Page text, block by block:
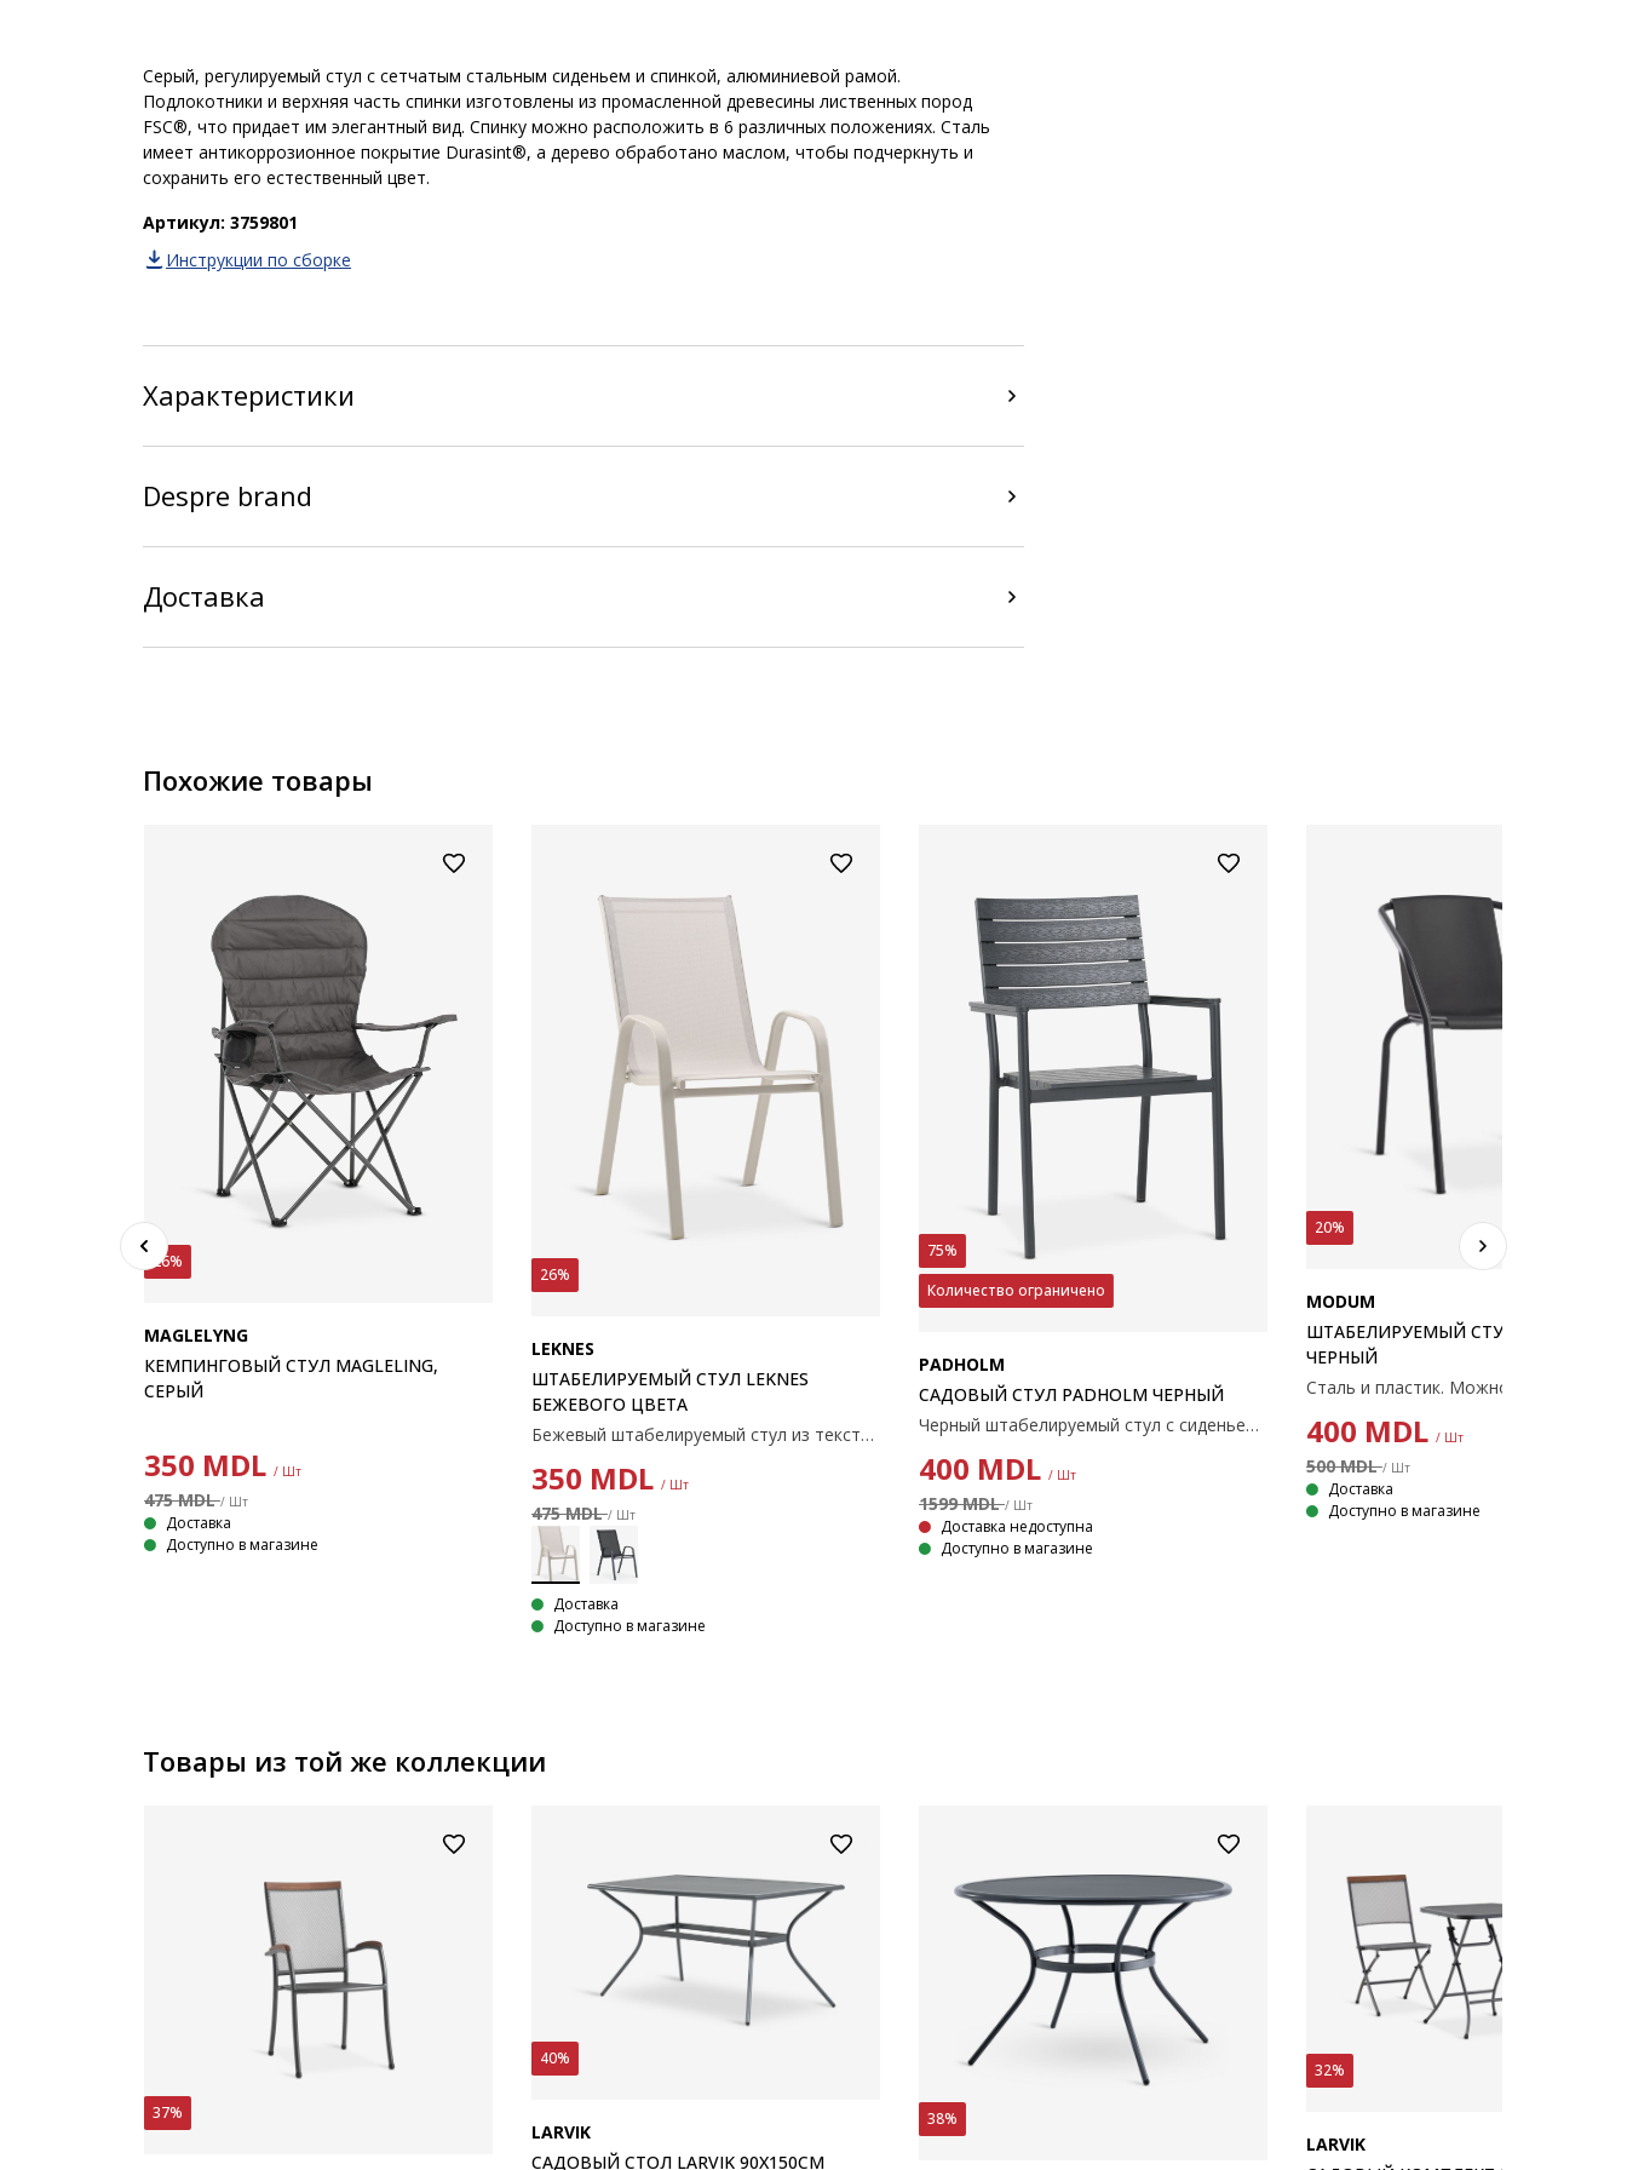
Серый, регулируемый стул с сетчатым стальным сиденьем и спинкой, алюминиевой рамой.
Подлокотники и верхняя часть спинки изготовлены из промасленной древесины лиственных пород
FSC®, что придает им элегантный вид. Спинку можно расположить в 6 различных положениях. Сталь
имеет антикоррозионное покрытие Durasint®, а дерево обработано маслом, чтобы подчеркнуть и
сохранить его естественный цвет.
Артикул: 3759801
Инструкции по сборке
Характеристики
Despre brand
Доставка
Похожие товары
26%
MAGLELYNG
КЕМПИНГОВЫЙ СТУЛ MAGLELING,
СЕРЫЙ
350 MDL / Шт
475 MDL/ Шт
Доставка
Доступно в магазине
26%
LEKNES
ШТАБЕЛИРУЕМЫЙ СТУЛ LEKNES
БЕЖЕВОГО ЦВЕТА
Бежевый штабелируемый стул из текстилена с порошковым покрытием стального каркаса. Текстилен — это удобный, устойчивый к выцветанию материал, который быстро сохнет и легко чистится. Садовый стул можно штабелировать для компактного хранения.
350 MDL / Шт
475 MDL/ Шт
Доставка
Доступно в магазине
75%
Количество ограничено
PADHOLM
САДОВЫЙ СТУЛ PADHOLM ЧЕРНЫЙ
Черный штабелируемый стул с сиденьем и спинкой из искусственного дерева, алюминиевая рама с порошковым покрытием. Искусственное дерево напоминает натуральное, но не требует ухода. Алюминий — прочный и долговечный материал, который не ржавеет. Укрепление.
400 MDL / Шт
1599 MDL/ Шт
Доставка недоступна
Доступно в магазине
20%
MODUM
ШТАБЕЛИРУЕМЫЙ СТУЛ MODUM,
ЧЕРНЫЙ
Сталь и пластик. Можно
400 MDL / Шт
500 MDL/ Шт
Доставка
Доступно в магазине
Товары из той же коллекции
37%
40%
LARVIK
САДОВЫЙ СТОЛ LARVIK 90X150СМ
38%
32%
LARVIK